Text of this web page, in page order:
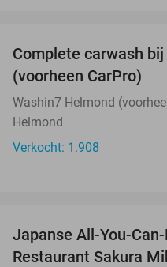
Complete carwash
(voorheen CarPro)
Washin7 Helmond
Helmond
Verkocht: 1.908
Japanse All-You-
Restaurant Sakura